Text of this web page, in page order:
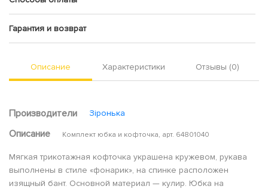
Гарантия и возврат
Описание Характеристики Отзывы (0)
Производители Зіронька
Описание Комплект юбка и кофточка, арт. 64801040
Мягкая трикотажная кофточка украшена кружевом, рукава
выполнены в стиле «фонарик», на спинке расположен
изящный бант. Основной материал — кулир. Юбка на